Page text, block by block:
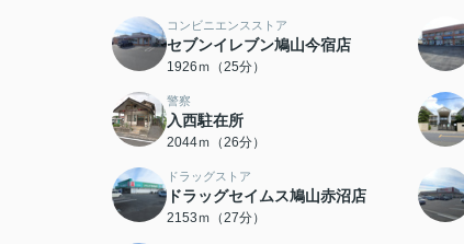
コンビニエンスストア
セブンイレブン鳩山今宿店
1926ｍ（25分）
警察
入西駐在所
2044ｍ（26分）
ドラッグストア
ドラッグセイムス鳩山赤沼店
2153ｍ（27分）